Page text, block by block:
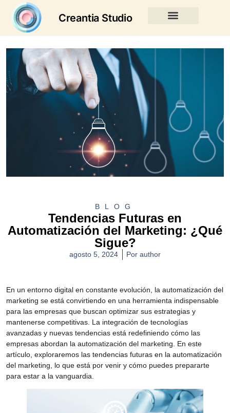
Creantia Studio
BLOG
Tendencias Futuras en
Automatización del Marketing: ¿Qué
Sigue?
agosto 5, 2024 Por author
En un entorno digital en constante evolución, la automatización del
marketing se está convirtiendo en una herramienta indispensable
para las empresas que buscan optimizar sus estrategias y
mantenerse competitivas. La integración de tecnologías
avanzadas y nuevas tendencias está redefiniendo cómo las
empresas abordan la automatización del marketing. En este
artículo, exploraremos las tendencias futuras en la automatización
del marketing, lo que está por venir y cómo puedes prepararte
para estar a la vanguardia.